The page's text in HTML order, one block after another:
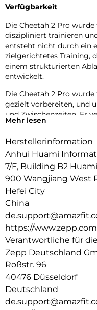
Verfügbarkeit
Die Cheetah 2 Pro
diszipliniert trainieren
entsteht nicht durch ein
zielgerichtetes Training,
einem strukturierten
entwickelt.
Die Cheetah 2 Pro
gezielt vorbereiten, und
und Zwischenzeiten. Er
die die Leistungsfähigkeit
Titanfestigkeit.
Das Design wurde auf
strukturelle Leichtigkeit
überflüssiges Material,
Geschwindigkeit, Kraft
Pro wurde für die
sorgt für Klarheit in jeder
Anstrengung, Erholung
abstimmen können.
Zielorientiertes Training.
Strukturierte
Trainingszyklus. Von
hin zu integriertem
Ausdauer, Kraft und
gleichzeitig Ihre
und bewusster zu
Mehr lesen
Herstellerinformation
Anhui Huami
7/F, Building B2
900 Wangjiang West
Hefei City
China
https://www.zepp.com
Verantwortliche für
Zepp Deutschland
Roßstr. 96
40476 Düsseldorf
Deutschland